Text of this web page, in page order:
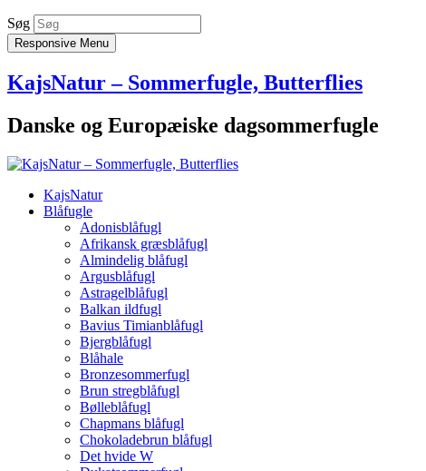
Søg
Responsive Menu
KajsNatur – Sommerfugle, Butterflies
Danske og Europæiske dagsommerfugle
KajsNatur
Blåfugle
Adonisblåfugl
Afrikansk græsblåfugl
Almindelig blåfugl
Argusblåfugl
Astragelblåfugl
Balkan ildfugl
Bavius Timianblåfugl
Bjergblåfugl
Blåhale
Bronzesommerfugl
Brun stregblåfugl
Bølleblåfugl
Chapmans blåfugl
Chokoladebrun blåfugl
Det hvide W